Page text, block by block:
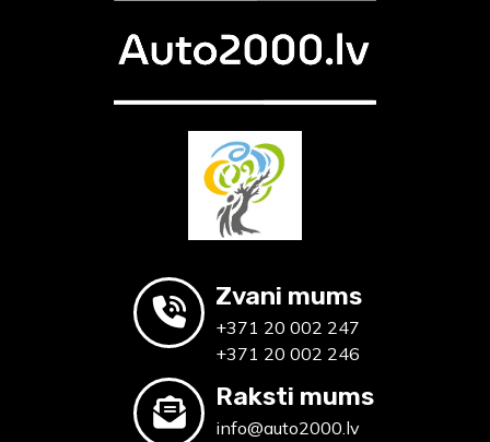
Zvani mums
+371 20 002 247
+371 20 002 246
Raksti mums
info@auto2000.lv